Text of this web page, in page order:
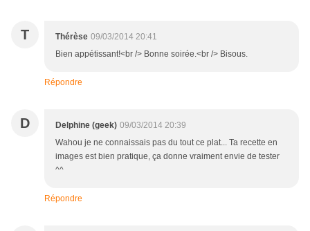
T Thérèse 09/03/2014 20:41
Bien appétissant!<br /> Bonne soirée.<br /> Bisous.
Répondre
D Delphine (geek) 09/03/2014 20:39
Wahou je ne connaissais pas du tout ce plat... Ta recette en
images est bien pratique, ça donne vraiment envie de tester
^^
Répondre